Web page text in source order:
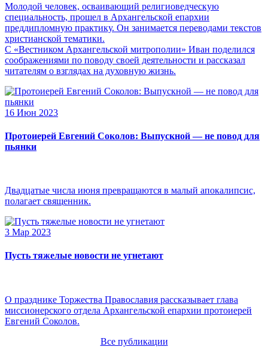
Молодой человек, осваивающий религиоведческую
специальность, прошел в Архангельской епархии
преддипломную практику. Он занимается переводами текстов
христианской тематики.
С «Вестником Архангельской митрополии» Иван поделился
соображениями по поводу своей деятельности и рассказал
читателям о взглядах на духовную жизнь.
16 Июн 2023
Протоиерей Евгений Соколов: Выпускной — не повод для
пьянки
Двадцатые числа июня превращаются в малый апокалипсис,
полагает священник.
3 Мар 2023
Пусть тяжелые новости не угнетают
О празднике Торжества Православия рассказывает глава
миссионерского отдела Архангельской епархии протоиерей
Евгений Соколов.
Все публикации